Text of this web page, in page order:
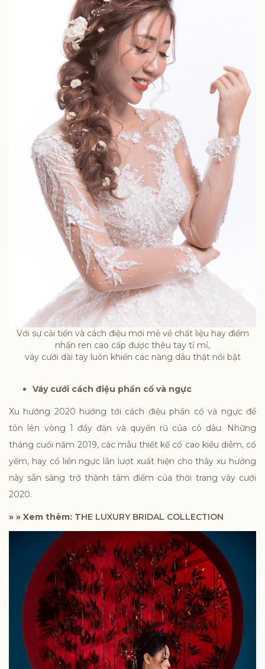
Với sự cải tiến và cách điệu mới mẻ về chất liệu hay điểm
nhấn ren cao cấp được thêu tay tỉ mỉ,
váy cưới dài tay luôn khiến các nàng dâu thật nổi bật
Váy cưới cách điệu phần cổ và ngực
Xu hướng 2020 hướng tới cách điệu phần cổ và ngực để
tôn lên vòng 1 đầy đặn và quyến rũ của cô dâu. Những
tháng cuối năm 2019, các mẫu thiết kế cổ cao kiều diễm, cổ
yếm, hay cổ liền ngực lần lượt xuất hiện cho thấy xu hướng
này sẵn sàng trở thành tâm điểm của thời trang váy cưới
2020.
» » Xem thêm: THE LUXURY BRIDAL COLLECTION